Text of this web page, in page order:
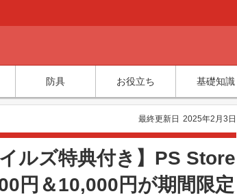
防具 お役立ち 基礎知識
最終更新日 2025年2月3日
ルズ特典付き】PS Store
円＆10,000円が期間限定